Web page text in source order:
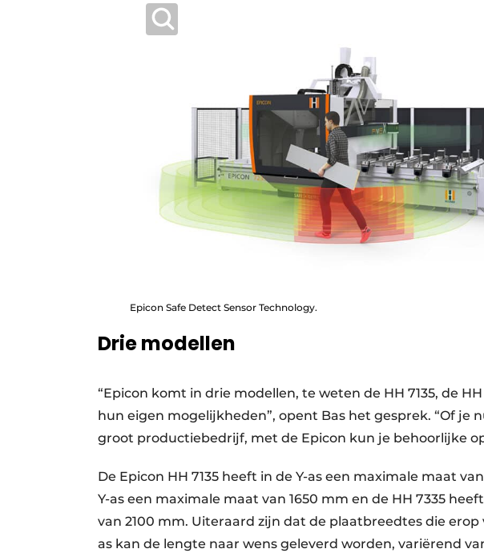
Epicon Safe Detect Sensor Technology.
Drie modellen
“Epicon komt in drie modellen, te weten de HH 7135, de
hun eigen mogelijkheden”, opent Bas het gesprek. “Of je
groot productiebedrijf, met de Epicon kun je behoorlijke
De Epicon HH 7135 heeft in de Y-as een maximale maat
Y-as een maximale maat van 1650 mm en de HH 7335
van 2100 mm. Uiteraard zijn dat de plaatbreedtes die
as kan de lengte naar wens geleverd worden, variërend